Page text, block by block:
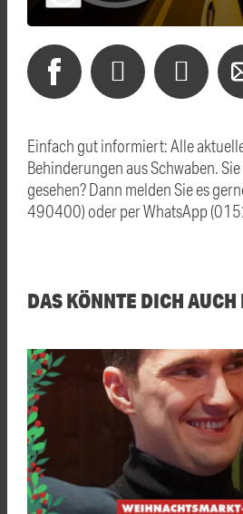
Einfach gut informiert: Alle
Behinderungen aus Schwaben.
gesehen? Dann melden Sie es
490400) oder per WhatsApp
DAS KÖNNTE DICH